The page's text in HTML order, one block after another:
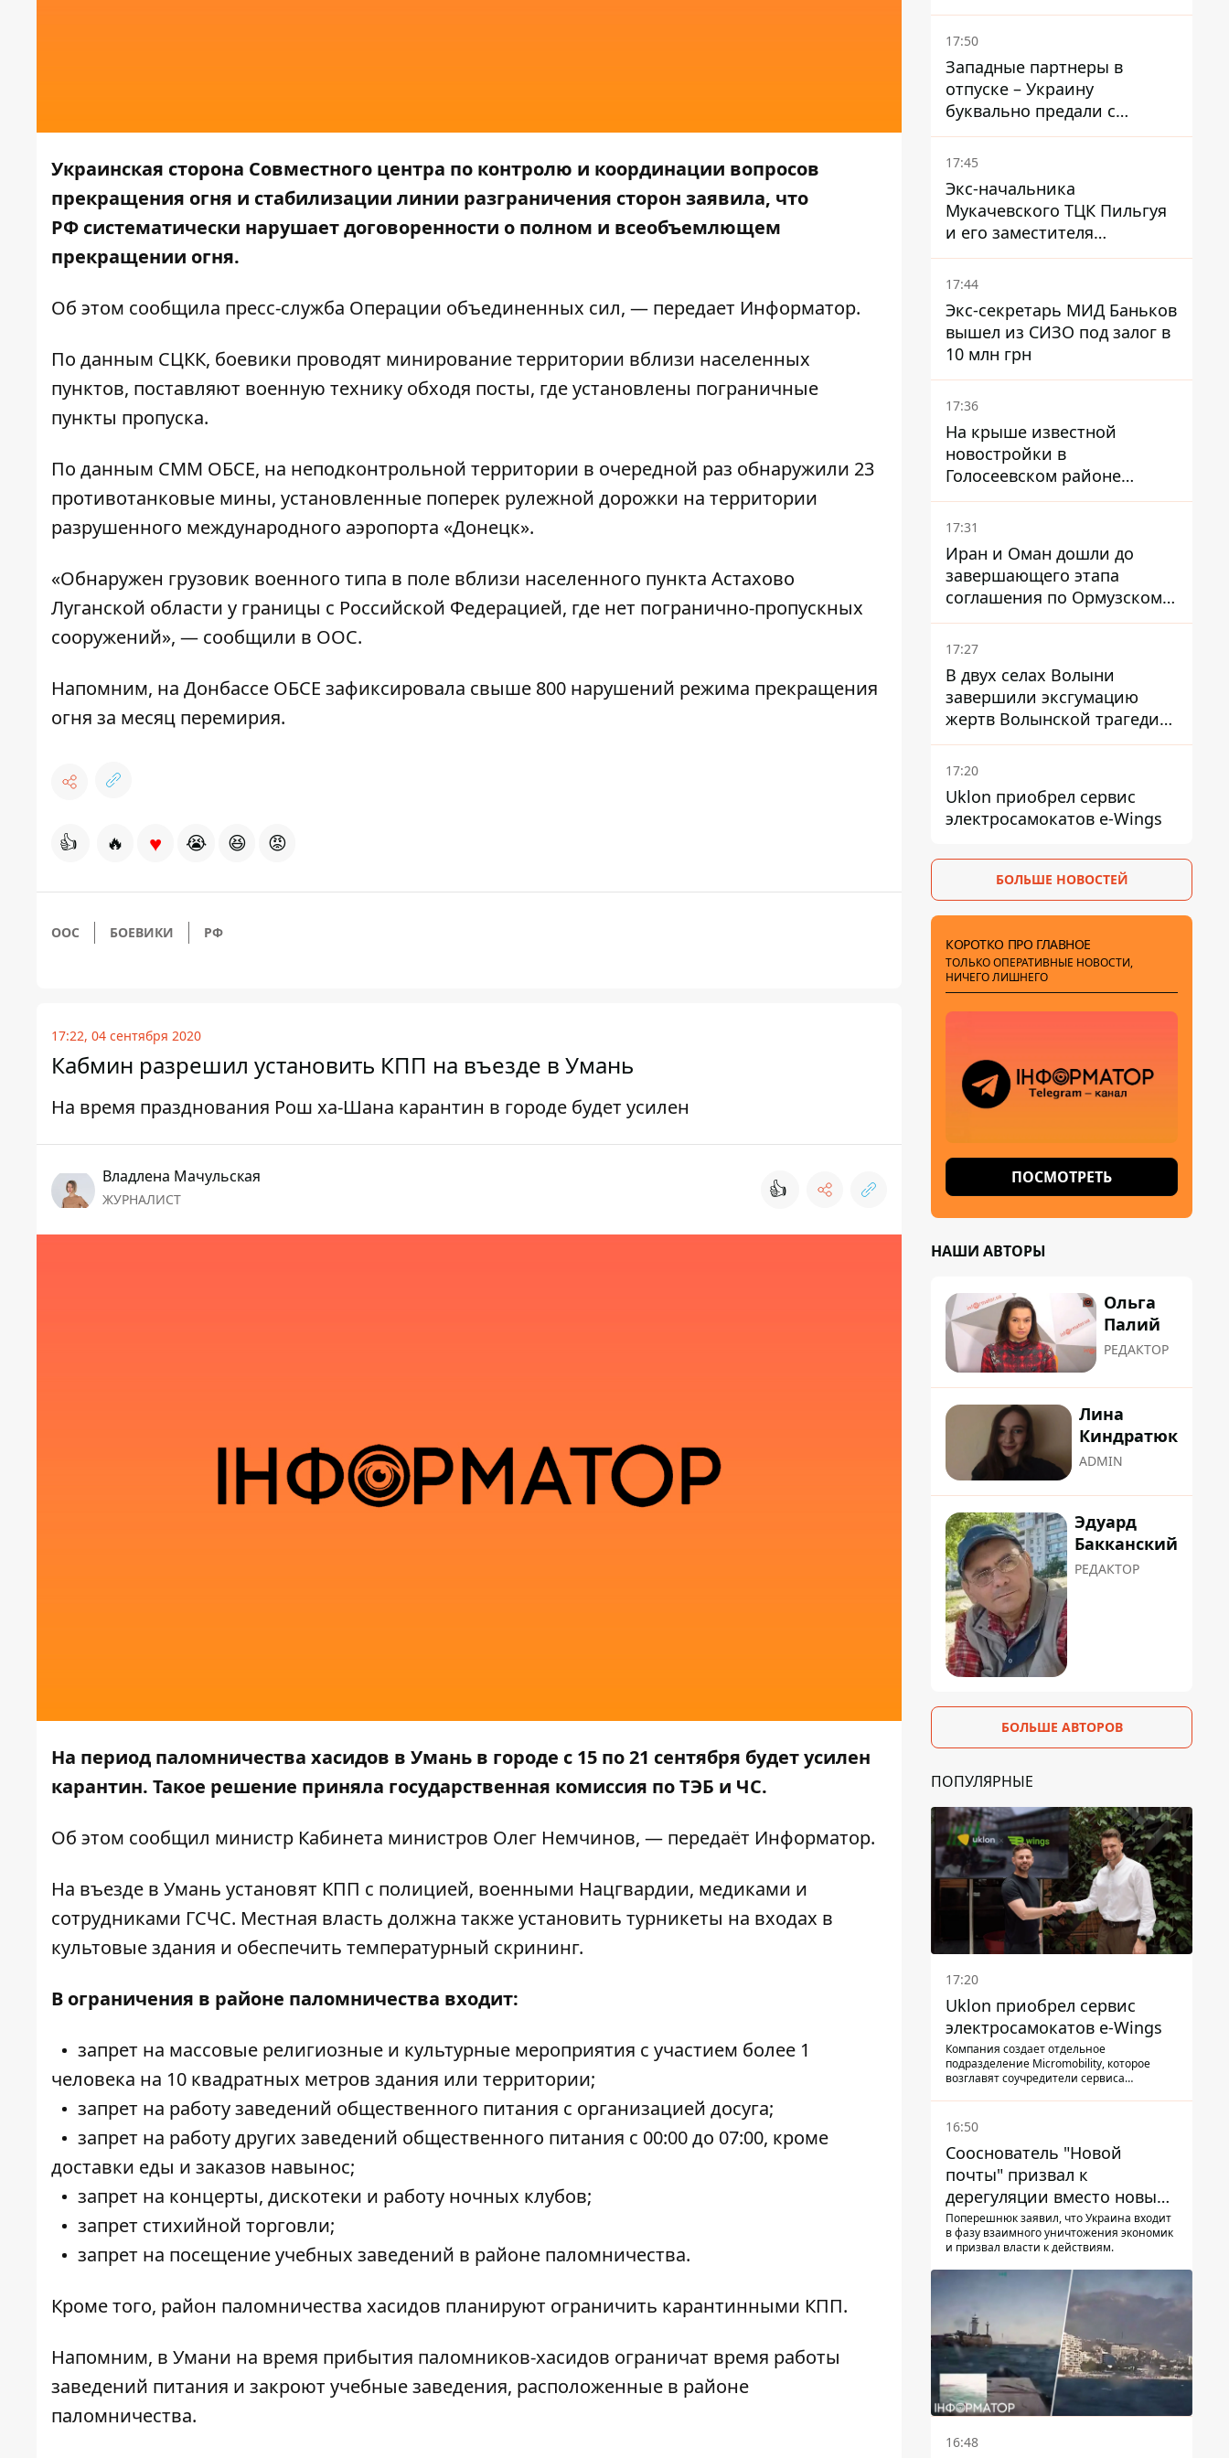
Украинская сторона Совместного центра по контролю и координации вопросов
прекращения огня и стабилизации линии разграничения сторон заявила, что
РФ систематически нарушает договоренности о полном и всеобъемлющем
прекращении огня.
Об этом сообщила пресс-служба Операции объединенных сил, — передает Информатор.
По данным СЦКК, боевики проводят минирование территории вблизи населенных
пунктов, поставляют военную технику обходя посты, где установлены пограничные
пункты пропуска.
По данным СММ ОБСЕ, на неподконтрольной территории в очередной раз обнаружили 23
противотанковые мины, установленные поперек рулежной дорожки на территории
разрушенного международного аэропорта «Донецк».
«Обнаружен грузовик военного типа в поле вблизи населенного пункта Астахово
Луганской области у границы с Российской Федерацией, где нет погранично-пропускных
сооружений», — сообщили в ООС.
Напомним, на Донбассе ОБСЕ зафиксировала свыше 800 нарушений режима прекращения
огня за месяц перемирия.
👍 🔥 ♥ 😭 😆 😡
ООС БОЕВИКИ РФ
17:22, 04 сентября 2020
Кабмин разрешил установить КПП на въезде в Умань
На время празднования Рош ха-Шана карантин в городе будет усилен
Владлена Мачульская
ЖУРНАЛИСТ 👍
На период паломничества хасидов в Умань в городе с 15 по 21 сентября будет усилен
карантин. Такое решение приняла государственная комиссия по ТЭБ и ЧС.
Об этом сообщил министр Кабинета министров Олег Немчинов, — передаёт Информатор.
На въезде в Умань установят КПП с полицией, военными Нацгвардии, медиками и
сотрудниками ГСЧС. Местная власть должна также установить турникеты на входах в
культовые здания и обеспечить температурный скрининг.
В ограничения в районе паломничества входит:
запрет на массовые религиозные и культурные мероприятия с участием более 1
человека на 10 квадратных метров здания или территории;
запрет на работу заведений общественного питания с организацией досуга;
запрет на работу других заведений общественного питания с 00:00 до 07:00, кроме
доставки еды и заказов навынос;
запрет на концерты, дискотеки и работу ночных клубов;
запрет стихийной торговли;
запрет на посещение учебных заведений в районе паломничества.
Кроме того, район паломничества хасидов планируют ограничить карантинными КПП.
Напомним, в Умани на время прибытия паломников-хасидов ограничат время работы
заведений питания и закроют учебные заведения, расположенные в районе
паломничества.
Зеленским и Трампом
недавно улучшались - The
17:50
Западные партнеры в
отпуске – Украину
буквально предали с
ракетами к Patriot – эксперт
Мусиенко
17:45
Экс-начальника
Мукачевского ТЦК Пильгуя
и его заместителя
отправили в СИЗО без
права залога – журналист
17:44
Экс-секретарь МИД Баньков
вышел из СИЗО под залог в
10 млн грн
17:36
На крыше известной
новостройки в
Голосеевском районе
разбивают парк площадью
в гектар
17:31
Иран и Оман дошли до
завершающего этапа
соглашения по Ормузскому
проливу - заключение
зависит от снятия блокады
17:27
В двух селах Волыни
завершили эксгумацию
жертв Волынской трагедии
– нашли останки 54 поляков
17:20
Uklon приобрел сервис
электросамокатов e-Wings
БОЛЬШЕ НОВОСТЕЙ
КОРОТКО ПРО ГЛАВНОЕ
ТОЛЬКО ОПЕРАТИВНЫЕ НОВОСТИ,
НИЧЕГО ЛИШНЕГО
ПОСМОТРЕТЬ
НАШИ АВТОРЫ
Ольга
Палий
РЕДАКТОР
Лина
Киндратюк
ADMIN
Эдуард
Бакканский
РЕДАКТОР
БОЛЬШЕ АВТОРОВ
ПОПУЛЯРНЫЕ
17:20
Uklon приобрел сервис
электросамокатов e-Wings
Компания создает отдельное
подразделение Micromobility, которое
возглавят соучредители сервиса
16:50
Сооснователь "Новой
почты" призвал к
дерегуляции вместо новых
налогов - Гетманцев против
Поперешнюк заявил, что Украина входит
в фазу взаимного уничтожения экономик
и призвал власти к действиям.
16:48